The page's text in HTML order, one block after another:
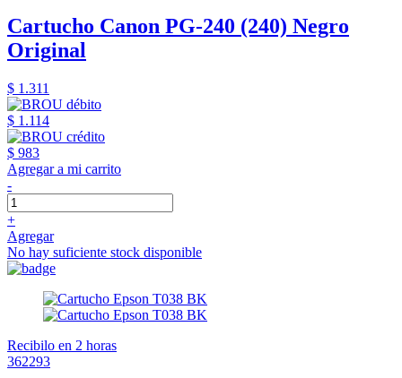
Cartucho Canon PG-240 (240) Negro
Original
$ 1.311
$ 1.114
$ 983
Agregar a mi carrito
-
+
Agregar
No hay suficiente stock disponible
Recibilo en 2 horas
362293